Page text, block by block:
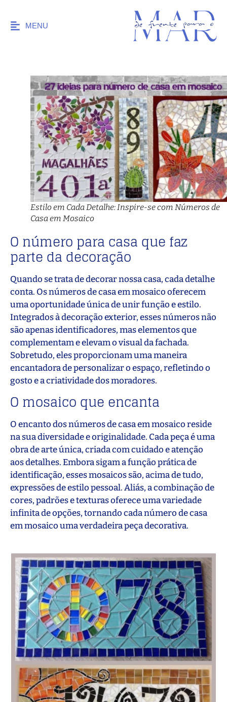
MENU
Estilo em Cada Detalhe: Inspire-se com Números de
Casa em Mosaico
O número para casa que faz
parte da decoração
Quando se trata de decorar nossa casa, cada detalhe
conta. Os números de casa em mosaico oferecem
uma oportunidade única de unir função e estilo.
Integrados à decoração exterior, esses números não
são apenas identificadores, mas elementos que
complementam e elevam o visual da fachada.
Sobretudo, eles proporcionam uma maneira
encantadora de personalizar o espaço, refletindo o
gosto e a criatividade dos moradores.
O mosaico que encanta
O encanto dos números de casa em mosaico reside
na sua diversidade e originalidade. Cada peça é uma
obra de arte única, criada com cuidado e atenção
aos detalhes. Embora sigam a função prática de
identificação, esses mosaicos são, acima de tudo,
expressões de estilo pessoal. Aliás, a combinação de
cores, padrões e texturas oferece uma variedade
infinita de opções, tornando cada número de casa
em mosaico uma verdadeira peça decorativa.